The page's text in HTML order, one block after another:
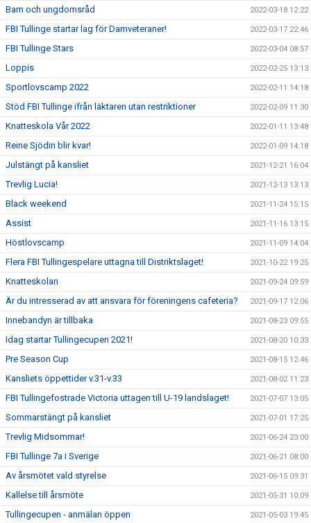
Barn och ungdomsråd 2022-03-18 12:22
FBI Tullinge startar lag för Damveteraner! 2022-03-17 22:46
FBI Tullinge Stars 2022-03-04 08:57
Loppis 2022-02-25 13:13
Sportlovscamp 2022 2022-02-11 14:18
Stöd FBI Tullinge ifrån läktaren utan restriktioner 2022-02-09 11:30
Knatteskola Vår 2022 2022-01-11 13:48
Reine Sjödin blir kvar! 2022-01-09 14:18
Julstängt på kansliet 2021-12-21 16:04
Trevlig Lucia! 2021-12-13 13:13
Black weekend 2021-11-24 15:15
Assist 2021-11-16 13:15
Höstlovscamp 2021-11-09 14:04
Flera FBI Tullingespelare uttagna till Distriktslaget! 2021-10-22 19:25
Knatteskolan 2021-09-24 09:59
Är du intresserad av att ansvara för föreningens cafeteria? 2021-09-17 12:06
Innebandyn är tillbaka 2021-08-23 09:55
Idag startar Tullingecupen 2021! 2021-08-20 10:33
Pre Season Cup 2021-08-15 12:46
Kansliets öppettider v.31-v.33 2021-08-02 11:23
FBI Tullingefostrade Victoria uttagen till U-19 landslaget! 2021-07-07 13:05
Sommarstängt på kansliet 2021-07-01 17:25
Trevlig Midsommar! 2021-06-24 23:00
FBI Tullinge 7a i Sverige 2021-06-21 08:00
Av årsmötet vald styrelse 2021-06-15 09:31
Kallelse till årsmöte 2021-05-31 10:09
Tullingecupen - anmälan öppen 2021-05-03 19:45